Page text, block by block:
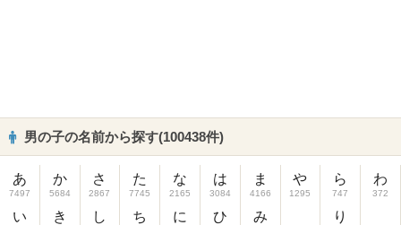
男の子の名前から探す(100438件)
あ
7497
い
か
5684
き
さ
2867
し
た
7745
ち
な
2165
に
は
3084
ひ
ま
4166
み
や
1295
ら
747
り
わ
372